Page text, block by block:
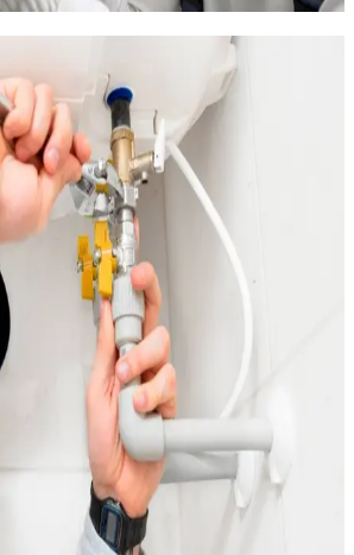
pour
au Plan des 4
accueille de nombreux étudiants qui
facture de chauffage. Dans un studio
convecteur électrique des années 70, la
50 euros par mois en hiver. C'est
étudiant.
pour réduire la facture :
du convecteur par un radiateur à inertie
thermostat programmable (chauffer
utile)
thermiques et de joints de fenêtre (petit
PAC réversible pour les logements plus